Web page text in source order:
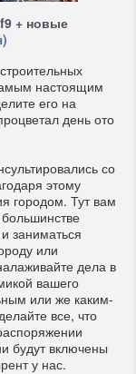
+ новые
настоящим
его на
день ото
со
этому
городом. Тут вам
заниматься
или
дела в
вашего
или же каким-
все, что
будут включены
у нас.